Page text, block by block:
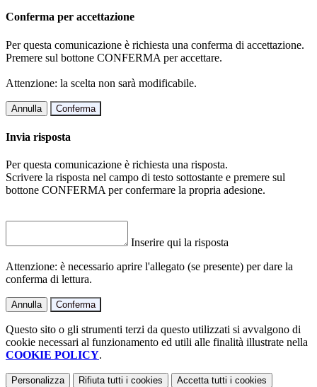
Conferma per accettazione
Per questa comunicazione è richiesta una conferma di accettazione.
Premere sul bottone CONFERMA per accettare.
Attenzione: la scelta non sarà modificabile.
Annulla Conferma
Invia risposta
Per questa comunicazione è richiesta una risposta.
Scrivere la risposta nel campo di testo sottostante e premere sul
bottone CONFERMA per confermare la propria adesione.
Inserire qui la risposta
Attenzione: è necessario aprire l'allegato (se presente) per dare la
conferma di lettura.
Annulla Conferma
Questo sito o gli strumenti terzi da questo utilizzati si avvalgono di
cookie necessari al funzionamento ed utili alle finalità illustrate nella
COOKIE POLICY.
Personalizza Rifiuta tutti i cookies Accetta tutti i cookies